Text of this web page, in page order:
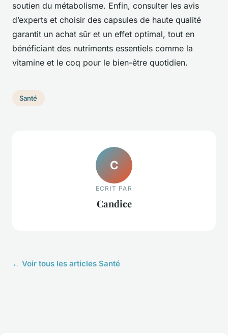
soutien du métabolisme. Enfin, consulter les avis
d’experts et choisir des capsules de haute qualité
garantit un achat sûr et un effet optimal, tout en
bénéficiant des nutriments essentiels comme la
vitamine et le coq pour le bien-être quotidien.
Santé
C
ECRIT PAR
Candice
← Voir tous les articles Santé